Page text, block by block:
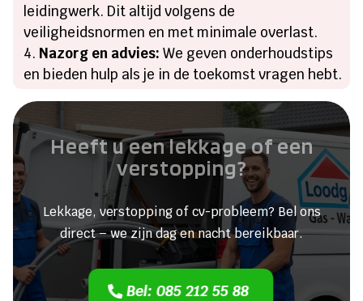
leidingwerk. Dit altijd volgens de
veiligheidsnormen en met minimale overlast.
Nazorg en advies: We geven onderhoudstips
en bieden hulp als je in de toekomst vragen hebt.
Heeft u een lekkage of een
verstopping?
Lekkage, verstopping of cv-probleem? Bel ons
direct – we zijn dag en nacht bereikbaar.
Bel: 085 212 55 88